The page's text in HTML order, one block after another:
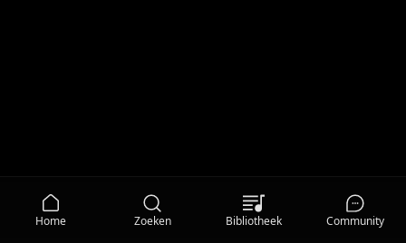
Home Zoeken Bibliotheek Community